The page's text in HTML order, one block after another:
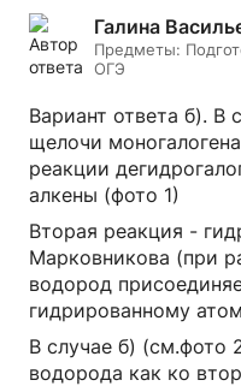
Галина
Предметы:
ОГЭ
Вариант ответа б). В
щелочи
реакции
алкены (фото 1)
Вторая реакция -
Марковникова (при
водород
гидрированному
В случае б) (см.фото
водорода как ко